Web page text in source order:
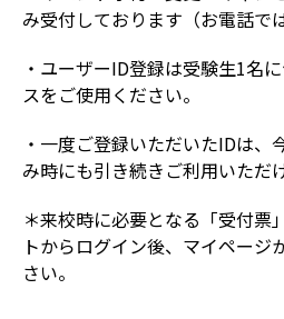
み受付しております（お電話で
・ユーザーID登録は受験生1名
スをご使用ください。
・一度ご登録いただいたIDは、
み時にも引き続きご利用いただ
＊来校時に必要となる「受付票
トからログイン後、マイページ
さい。